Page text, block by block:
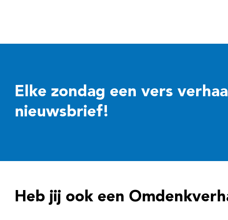
Elke zondag een vers
nieuwsbrief!
Heb jij ook een